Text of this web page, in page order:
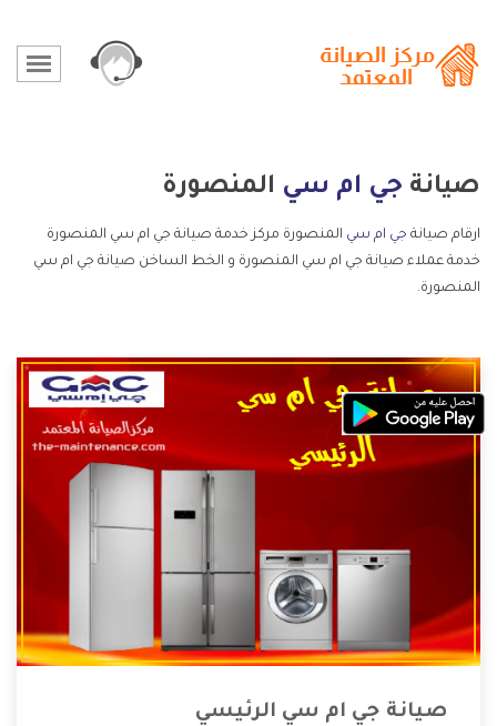
صيانة جي ام سي المنصورة
ارقام صيانة جي ام سي المنصورة مركز خدمة صيانة جي ام سي المنصورة
خدمة عملاء صيانة جي ام سي المنصورة و الخط الساخن صيانة جي ام سي
المنصورة.
صيانة جي ام سي الرئيسي